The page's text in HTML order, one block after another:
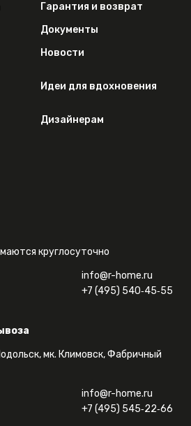
круглосуточно
info@r-home.ru
+7 (495) 540‑45‑55
мк. Климовск, Фабричный
info@r-home.ru
+7 (495) 545‑22‑66
Гарантия и возврат
Документы
Новости
Идеи для вдохновения
Дизайнерам